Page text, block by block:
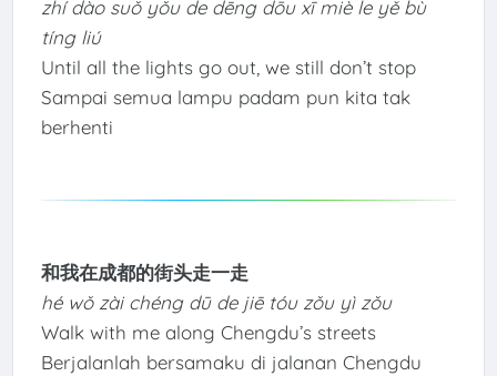
zhí dào suǒ yǒu de dēng dōu xī miè le yě bù
tíng liú
Until all the lights go out, we still don’t stop
Sampai semua lampu padam pun kita tak
berhenti
和我在成都的街头走一走
hé wǒ zài chéng dū de jiē tóu zǒu yì zǒu
Walk with me along Chengdu’s streets
Berjalanlah bersamaku di jalanan Chengdu